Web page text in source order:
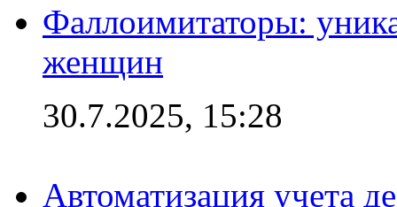
Фаллоимитаторы:
женщин
30.7.2025, 15:28
Автоматизация учета